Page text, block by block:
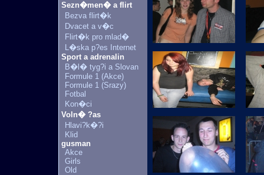
Sezn�men� a flirt
Bezva flirt�k
Dvacet a v�c
Flirt�k pro mlad�
L�ska p?es Internet
Sport a adrenalin
B�l� tyg?i a Slovan
Formule 1 (Akce)
Formule 1 (Srazy)
Fotbal
Kon�ci
Voln� ?as
Hlavi?k�?i
Klid
gusman
Akce
Girls
Old